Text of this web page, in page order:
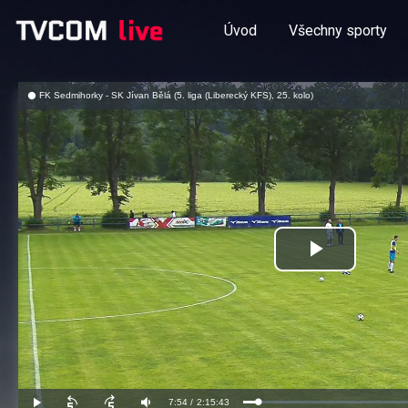
Úvod Všechny sporty
Přehrát
video
Aktuální
7:54 / Doba
2:15:43 Načteno:
FK Sedmihorky - SK Jívan Bělá (5. liga (Liberecký KFS), 25. kolo)